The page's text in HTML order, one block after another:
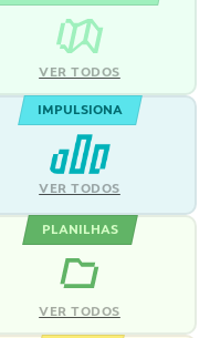
VER TODOS
IMPULSIONA
VER TODOS
PLANILHAS
VER TODOS